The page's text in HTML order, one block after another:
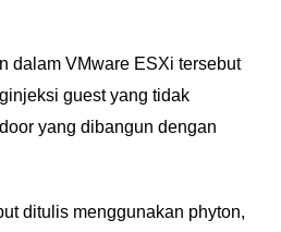
dalam VMware ESXi tersebut
guest yang tidak
yang dibangun dengan
ditulis menggunakan phyton,